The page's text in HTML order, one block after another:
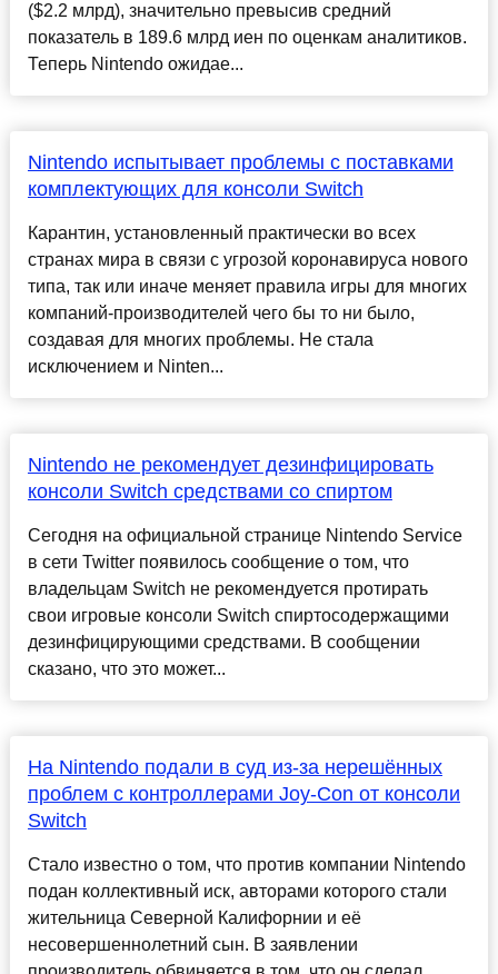
($2.2 млрд), значительно превысив средний
показатель в 189.6 млрд иен по оценкам аналитиков.
Теперь Nintendo ожидае...
Nintendo испытывает проблемы с поставками
комплектующих для консоли Switch
Карантин, установленный практически во всех
странах мира в связи с угрозой коронавируса нового
типа, так или иначе меняет правила игры для многих
компаний-производителей чего бы то ни было,
создавая для многих проблемы. Не стала
исключением и Ninten...
Nintendo не рекомендует дезинфицировать
консоли Switch средствами со спиртом
Сегодня на официальной странице Nintendo Service
в сети Twitter появилось сообщение о том, что
владельцам Switch не рекомендуется протирать
свои игровые консоли Switch спиртосодержащими
дезинфицирующими средствами. В сообщении
сказано, что это может...
На Nintendo подали в суд из-за нерешённых
проблем с контроллерами Joy-Con от консоли
Switch
Стало известно о том, что против компании Nintendo
подан коллективный иск, авторами которого стали
жительница Северной Калифорнии и её
несовершеннолетний сын. В заявлении